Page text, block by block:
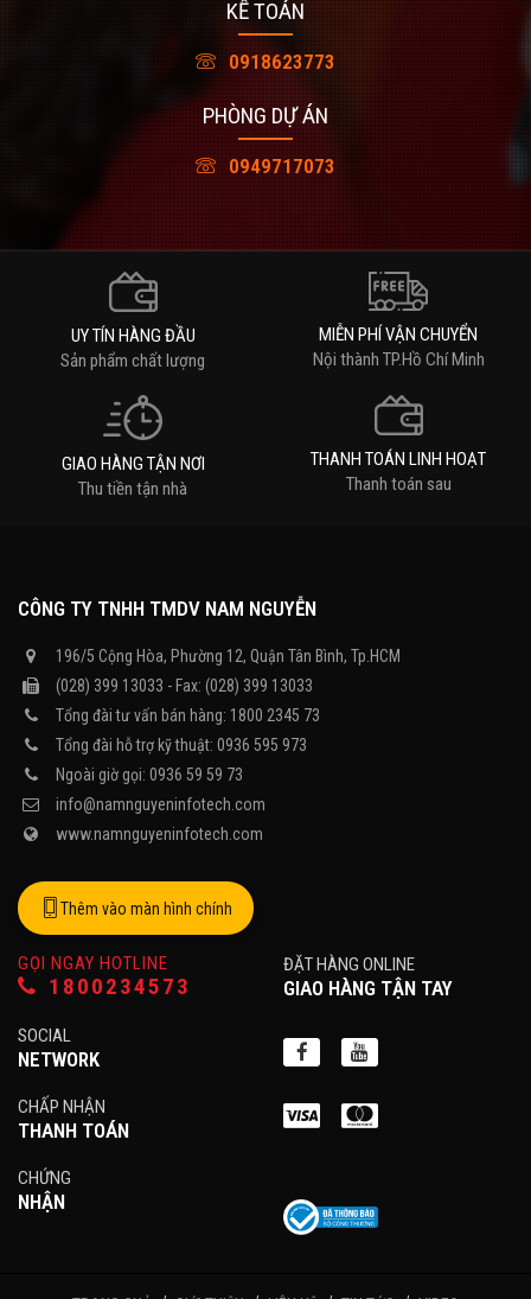
KẾ TOÁN
0918623773
PHÒNG DỰ ÁN
0949717073
UY TÍN HÀNG ĐẦU
Sản phẩm chất lượng
MIỄN PHÍ VẬN CHUYỂN
Nội thành TP.Hồ Chí Minh
GIAO HÀNG TẬN NƠI
Thu tiền tận nhà
THANH TOÁN LINH HOẠT
Thanh toán sau
CÔNG TY TNHH TMDV NAM NGUYỄN
196/5 Cộng Hòa, Phường 12, Quận Tân Bình, Tp.HCM
(028) 399 13033 - Fax: (028) 399 13033
Tổng đài tư vấn bán hàng: 1800 2345 73
Tổng đài hỗ trợ kỹ thuật: 0936 595 973
Ngoài giờ gọi: 0936 59 59 73
info@namnguyeninfotech.com
www.namnguyeninfotech.com
Thêm vào màn hình chính
GỌI NGAY HOTLINE
1800234573
ĐẶT HÀNG ONLINE
GIAO HÀNG TẬN TAY
SOCIAL
NETWORK
CHẤP NHẬN
THANH TOÁN
CHỨNG
NHẬN